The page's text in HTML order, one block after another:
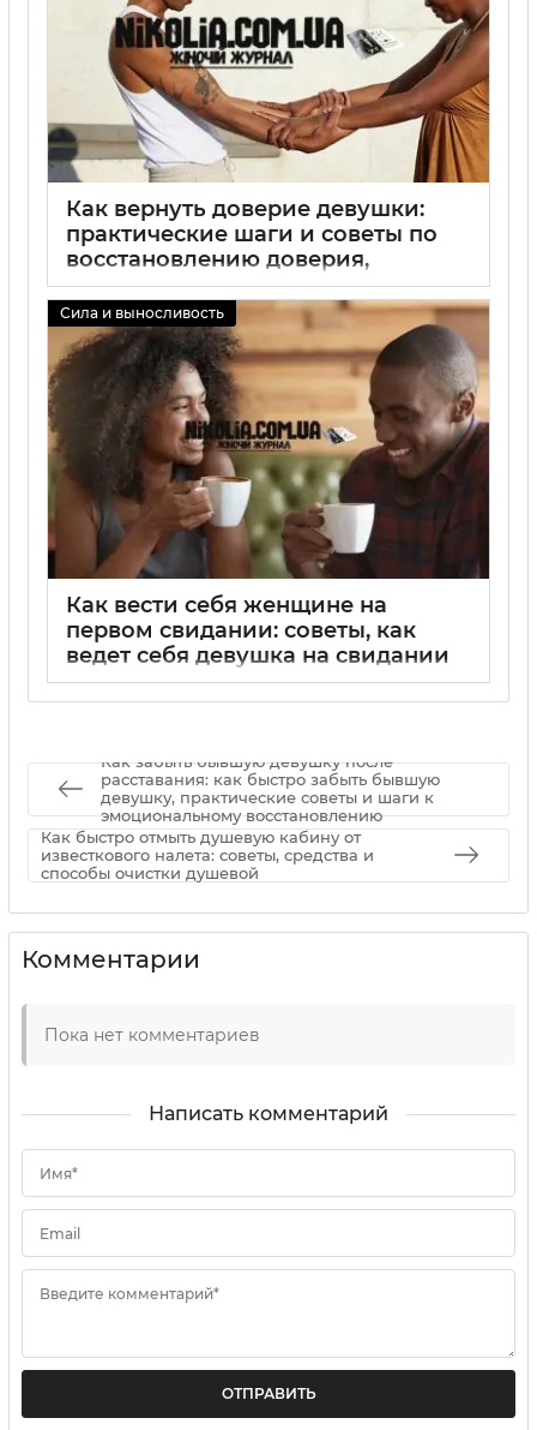
Как вернуть доверие девушки:
практические шаги и советы по
восстановлению доверия,
честность, уважение и открытое
общение для крепких отношений
02 09 2025
Сила и выносливость
Как вести себя женщине на
первом свидании: советы, как
ведет себя девушка на свидании
Как забыть бывшую девушку после
расставания: как быстро забыть бывшую
девушку, практические советы и шаги к
эмоциональному восстановлению
Как быстро отмыть душевую кабину от
известкового налета: советы, средства и
способы очистки душевой
Комментарии
Пока нет комментариев
Написать комментарий
Имя*
Email
Введите комментарий*
ОТПРАВИТЬ